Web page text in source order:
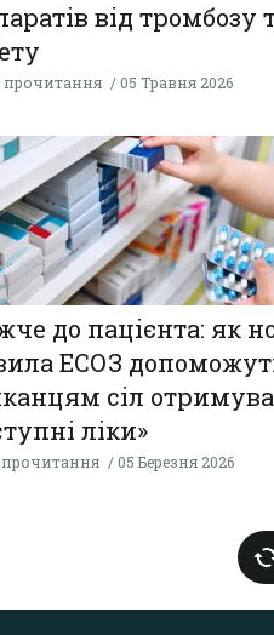
від тромбозу
прочитання 05 Травня 2026
до пацієнта: як
ЕСОЗ
сіл
ліки»
прочитання 05 Березня 2026